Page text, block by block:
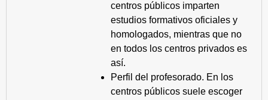
centros públicos imparten
estudios formativos oficiales y
homologados, mientras que no
en todos los centros privados es
así.
Perfil del profesorado. En los
centros públicos suele escoger